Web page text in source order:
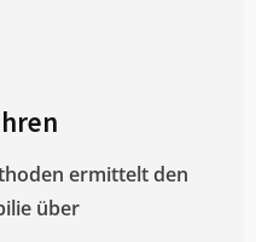
ermittelt den
über